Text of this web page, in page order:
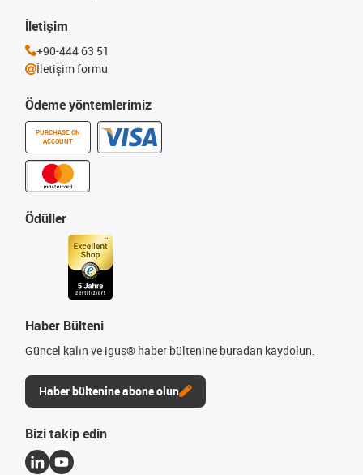
Ödeme yöntemlerimiz
PURCHASE ON
ACCOUNT
Ödüller
Haber Bülteni
Güncel kalın ve igus® haber bültenine buradan kaydolun.
Haber bültenine abone olun
İletişim
+90-444 63 51
İletişim formu
Bizi takip edin